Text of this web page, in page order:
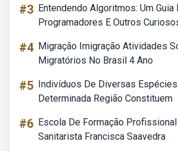
#3 Entendendo Algoritmos: Um
Programadores E Outros
#4 Migração Imigração Atividades
Migratórios No Brasil 4 Ano
#5 Indivíduos De Diversas
Determinada Região Constituem
#6 Escola De Formação
Sanitarista Francisca Saavedra